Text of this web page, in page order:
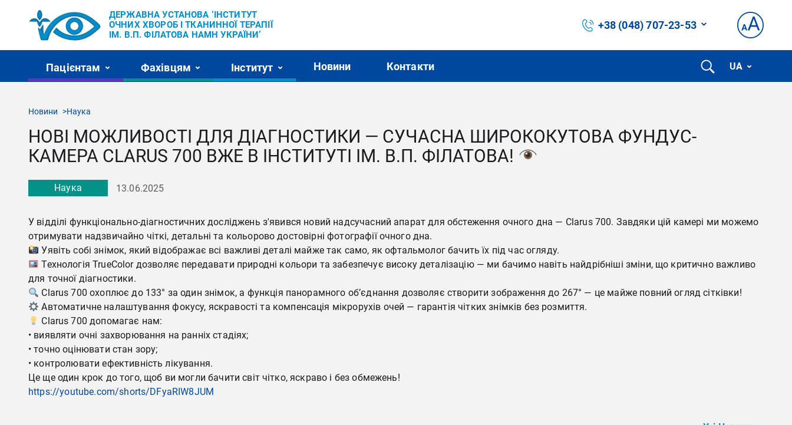
ДЕРЖАВНА УСТАНОВА ‘ІНСТИТУТ
ОЧНИХ ХВОРОБ І ТКАНИННОЇ ТЕРАПІЇ
ІМ. В.П. ФІЛАТОВА НАМН УКРАЇНИ’
+38 (048) 707-23-53
Пацієнтам Фахівцям Інститут Новини Контакти UA
Новини Наука
НОВІ МОЖЛИВОСТІ ДЛЯ ДІАГНОСТИКИ — СУЧАСНА ШИРОКОКУТОВА ФУНДУС-
КАМЕРА CLARUS 700 ВЖЕ В ІНСТИТУТІ ІМ. В.П. ФІЛАТОВА!
Наука 13.06.2025
У відділі функціонально-діагностичних досліджень з'явився новий надсучасний апарат для обстеження очного дна — Clarus 700. Завдяки цій камері ми можемо
отримувати надзвичайно чіткі, детальні та кольорово достовірні фотографії очного дна.
Уявіть собі знімок, який відображає всі важливі деталі майже так само, як офтальмолог бачить їх під час огляду.
Технологія TrueColor дозволяє передавати природні кольори та забезпечує високу деталізацію — ми бачимо навіть найдрібніші зміни, що критично важливо
для точної діагностики.
Clarus 700 охоплює до 133° за один знімок, а функція панорамного об’єднання дозволяє створити зображення до 267° — це майже повний огляд сітківки!
Автоматичне налаштування фокусу, яскравості та компенсація мікрорухів очей — гарантія чітких знімків без розмиття.
Clarus 700 допомагає нам:
• виявляти очні захворювання на ранніх стадіях;
• точно оцінювати стан зору;
• контролювати ефективність лікування.
Це ще один крок до того, щоб ви могли бачити світ чітко, яскраво і без обмежень!
https://youtube.com/shorts/DFyaRIW8JUM